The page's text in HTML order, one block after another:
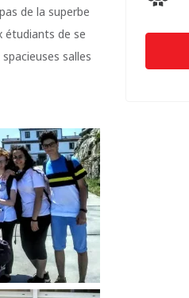
de la superbe
étudiants de se
salles